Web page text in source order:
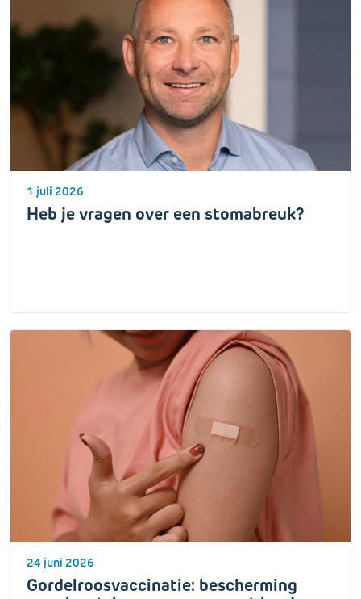
1 juli 2026
Heb je vragen over een stomabreuk?
24 juni 2026
Gordelroosvaccinatie: bescherming